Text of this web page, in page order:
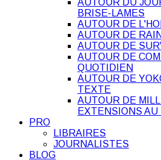
BRISE-LAMES
AUTOUR DE
AUTOUR DE
AUTOUR DE
AUTOUR DE
QUOTIDIEN
AUTOUR DE
TEXTE
AUTOUR DE
EXTENSIONS AU
PRO
LIBRAIRES
JOURNALISTES
BLOG